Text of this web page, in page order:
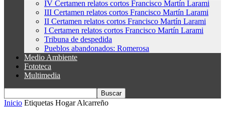
IV Certamen relatos cortos Francisco Martín Larami
III Certamen relatos cortos Francisco Martín Larami
II Certamen relatos cortos Francisco Martín Larami
I Certamen relatos cortos Francisco Martín Larami
Tribuna de despedida
Pueblos abandonados: Romerosa
Medio Ambiente
Fototeca
Multimedia
Inicio Etiquetas Hogar Alcarreño